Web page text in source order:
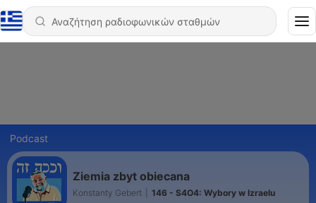
Podcast
Ziemia zbyt obiecana
Konstanty Gebert 146 - S4O4: Wybory w Izraelu